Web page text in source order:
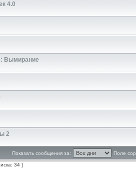
4.0
Вымирание
2
Показать сообщения за: Поле
34 ]